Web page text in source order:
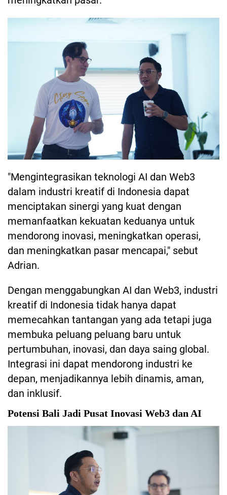
"Mengintegrasikan teknologi AI dan Web3
dalam industri kreatif di Indonesia dapat
menciptakan sinergi yang kuat dengan
memanfaatkan kekuatan keduanya untuk
mendorong inovasi, meningkatkan operasi,
dan meningkatkan pasar mencapai," sebut
Adrian.
Dengan menggabungkan AI dan Web3, industri
kreatif di Indonesia tidak hanya dapat
memecahkan tantangan yang ada tetapi juga
membuka peluang peluang baru untuk
pertumbuhan, inovasi, dan daya saing global.
Integrasi ini dapat mendorong industri ke
depan, menjadikannya lebih dinamis, aman,
dan inklusif.
Potensi Bali Jadi Pusat Inovasi Web3 dan AI